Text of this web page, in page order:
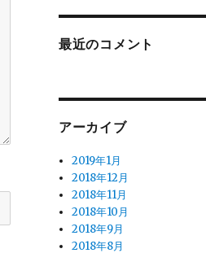
最近のコメント
アーカイブ
2019年1月
2018年12月
2018年11月
2018年10月
2018年9月
2018年8月